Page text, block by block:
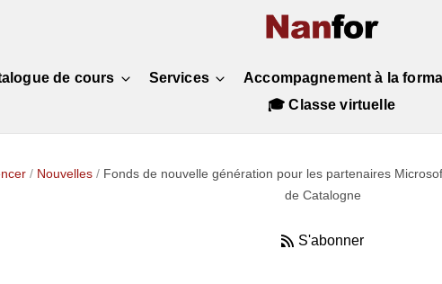
de cours Services Accompagnement à la
🎓 Classe virtuelle
/ Nouvelles / Fonds de nouvelle génération pour les partenaires
de Catalogne
S'abonner